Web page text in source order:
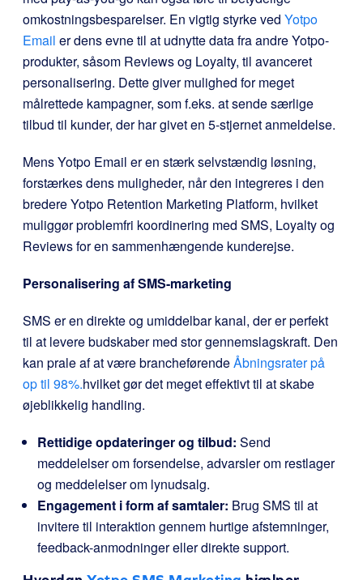
omkostningsbesparelser. En vigtig styrke ved Yotpo
Email er dens evne til at udnytte data fra andre Yotpo-
produkter, såsom Reviews og Loyalty, til avanceret
personalisering. Dette giver mulighed for meget
målrettede kampagner, som f.eks. at sende særlige
tilbud til kunder, der har givet en 5-stjernet anmeldelse.
Mens Yotpo Email er en stærk selvstændig løsning,
forstærkes dens muligheder, når den integreres i den
bredere Yotpo Retention Marketing Platform, hvilket
muliggør problemfri koordinering med SMS, Loyalty og
Reviews for en sammenhængende kunderejse.
Personalisering af SMS-marketing
SMS er en direkte og umiddelbar kanal, der er perfekt
til at levere budskaber med stor gennemslagskraft. Den
kan prale af at være brancheførendeÅbningsrater på
op til 98%.hvilket gør det meget effektivt til at skabe
øjeblikkelig handling.
Rettidige opdateringer og tilbud: Send
meddelelser om forsendelse, advarsler om restlager
og meddelelser om lynudsalg.
Engagement i form af samtaler: Brug SMS til at
invitere til interaktion gennem hurtige afstemninger,
feedback-anmodninger eller direkte support.